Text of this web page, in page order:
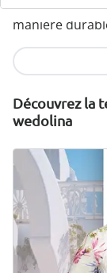
wonderwalk
manière
Découvrez la
wedolina